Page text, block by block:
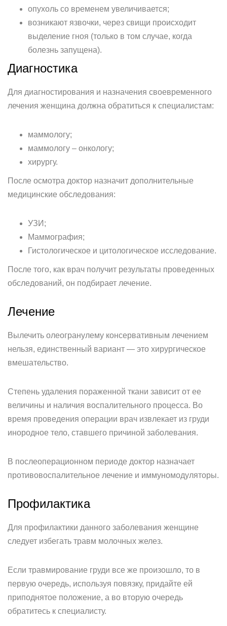
опухоль со временем увеличивается;
возникают язвочки, через свищи происходит
выделение гноя (только в том случае, когда
болезнь запущена).
Диагностика
Для диагностирования и назначения своевременного
лечения женщина должна обратиться к специалистам:
маммологу;
маммологу – онкологу;
хирургу.
После осмотра доктор назначит дополнительные
медицинские обследования:
УЗИ;
Маммография;
Гистологическое и цитологическое исследование.
После того, как врач получит результаты проведенных
обследований, он подбирает лечение.
Лечение
Вылечить олеогранулему консервативным лечением
нельзя, единственный вариант — это хирургическое
вмешательство.
Степень удаления пораженной ткани зависит от ее
величины и наличия воспалительного процесса. Во
время проведения операции врач извлекает из груди
инородное тело, ставшего причиной заболевания.
В послеоперационном периоде доктор назначает
противовоспалительное лечение и иммуномодуляторы.
Профилактика
Для профилактики данного заболевания женщине
следует избегать травм молочных желез.
Если травмирование груди все же произошло, то в
первую очередь, используя повязку, придайте ей
приподнятое положение, а во вторую очередь
обратитесь к специалисту.